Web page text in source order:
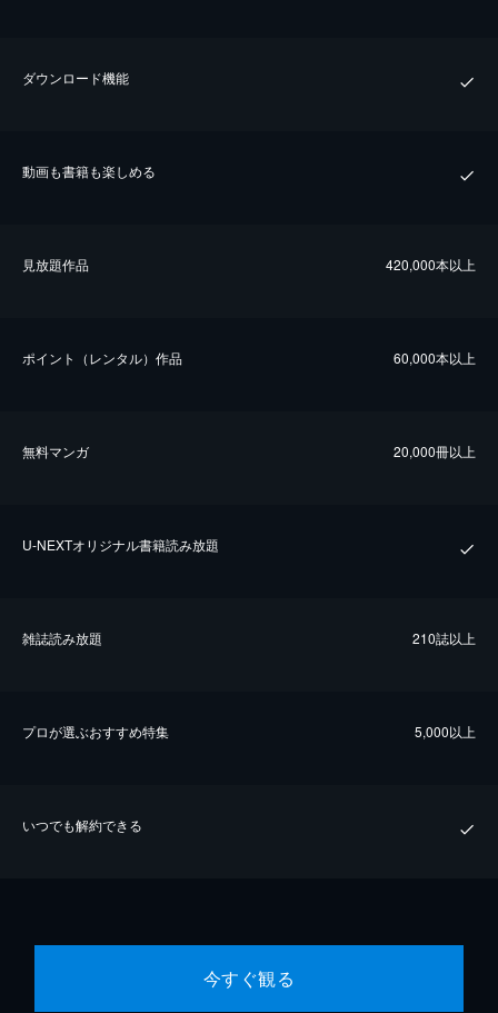
ダウンロード機能
動画も書籍も楽しめる
⾒放題作品 420,000本以上
ポイント（レンタル）作品 60,000本以上
無料マンガ 20,000冊以上
U-NEXTオリジナル書籍読み放題
雑誌読み放題 210誌以上
プロが選ぶおすすめ特集 5,000以上
いつでも解約できる
今すぐ観る